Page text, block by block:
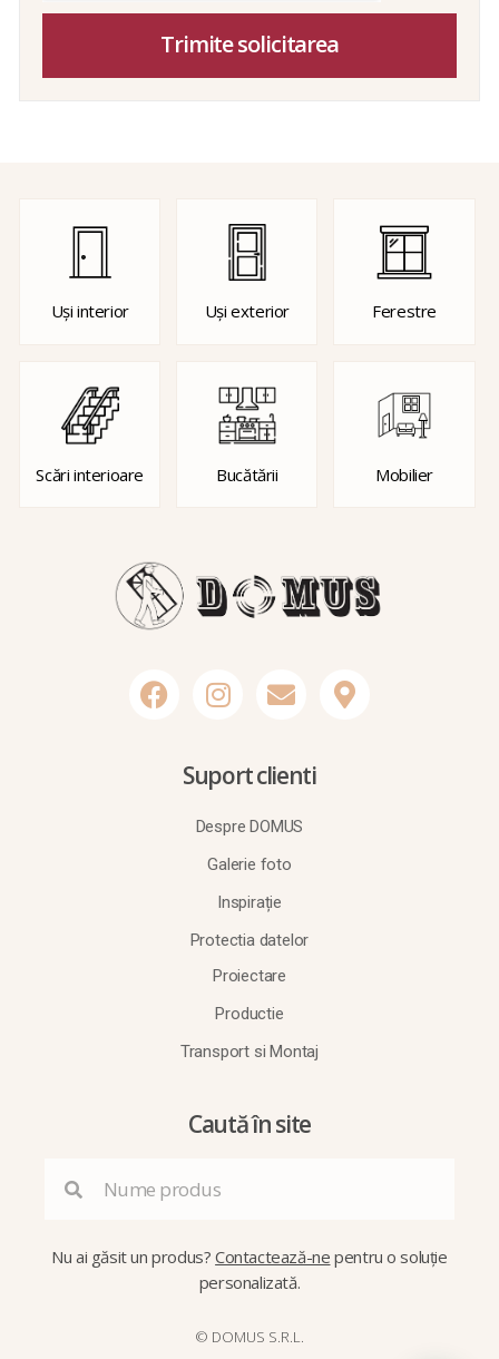
Trimite solicitarea
Uși interior Uși exterior Ferestre
Scări interioare Bucătării Mobilier
Suport clienti
Despre DOMUS
Galerie foto
Inspirație
Protectia datelor
Proiectare
Productie
Transport si Montaj
Caută în site
Nu ai găsit un produs?Contactează-ne pentru o soluție
personalizată.
© DOMUS S.R.L.